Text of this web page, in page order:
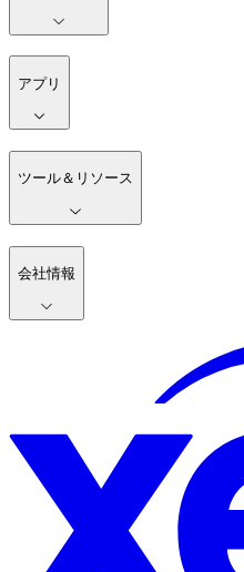
アプリ
ツール＆リソース
会社情報